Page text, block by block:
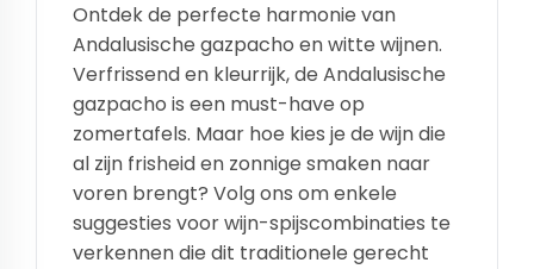
Ontdek de perfecte harmonie van
Andalusische gazpacho en witte wijnen.
Verfrissend en kleurrijk, de Andalusische
gazpacho is een must-have op
zomertafels. Maar hoe kies je de wijn die
al zijn frisheid en zonnige smaken naar
voren brengt? Volg ons om enkele
suggesties voor wijn-spijscombinaties te
verkennen die dit traditionele gerecht